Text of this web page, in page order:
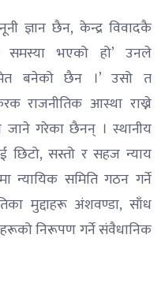
ज्ञान छैन, केन्द्र विवादकै
समस्या भएको हो’ उनले
बनेको छैन ।’ उसो त
राजनीतिक आस्था राख्ने
जाने गरेका छैनन् । स्थानीय
छिटो, सस्तो र सहज न्याय
न्यायिक समिति गठन गर्ने
मुद्दाहरू अंशवण्डा, साँध
निरूपण गर्ने संवैधानिक